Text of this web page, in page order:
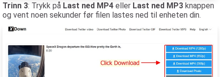
Trinn 3: Trykk på Last ned MP4 eller Last ned MP3 knappen
og vent noen sekunder før filen lastes ned til enheten din.